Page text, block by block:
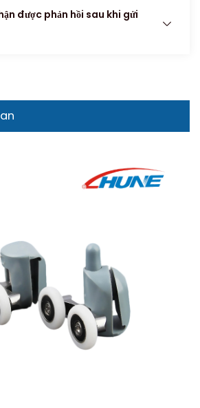
được phản hồi sau khi gửi